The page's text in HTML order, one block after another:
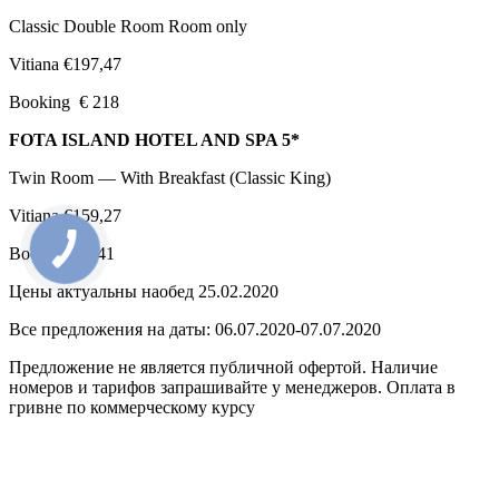
Classic Double Room Room only
Vitiana €197,47
Booking € 218
FOTA ISLAND HOTEL AND SPA 5*
Twin Room — With Breakfast (Classic King)
Vitiana €159,27
Booking €241
Цены актуальны наобед 25.02.2020
Все предложения на даты: 06.07.2020-07.07.2020
Предложение не является публичной офертой. Наличие
номеров и тарифов запрашивайте у менеджеров. Оплата в
гривне по коммерческому курсу